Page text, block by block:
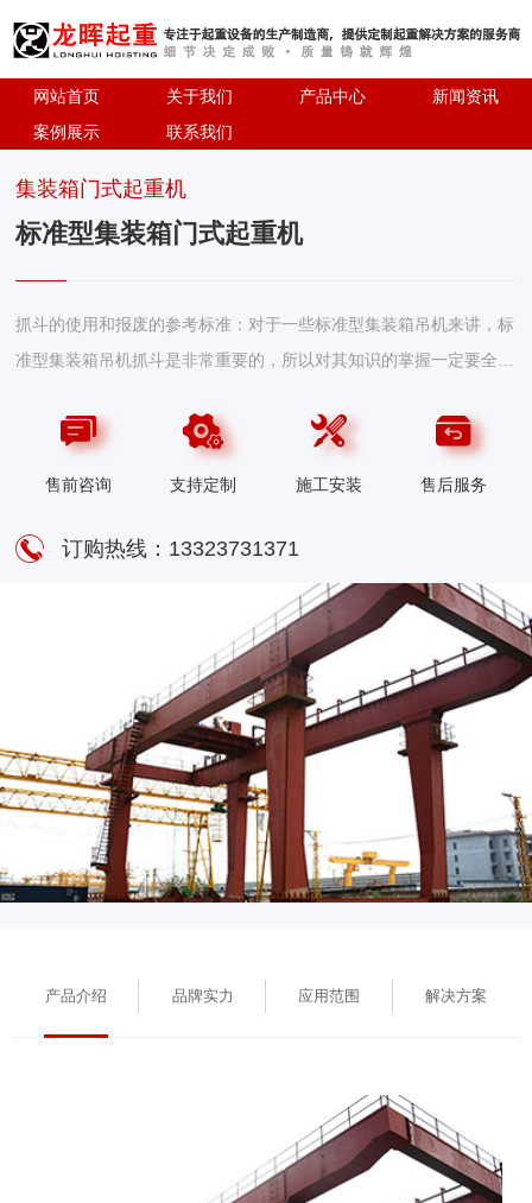
网站首页 关于我们 产品中心
新闻资讯
案例展示
联系我们
集装箱门式起重机
标准型集装箱门式起重机
抓斗的使用和报废的参考标准：对于一些标准型集装箱吊机来讲，标
准型集装箱吊机抓斗是非常重要的，所以对其知识的掌握一定要全。
敬请关注。在整个抓斗部件中，钢丝绳是很重要的一部分，所以必须
是变形量较大时，应及时进行修理或更换。关于抓斗的张开和闭合，
售前咨询 支持定制 施工安装 售后服务
订购热线：13323731371
产品介绍 品牌实力 应用范围 解决方案